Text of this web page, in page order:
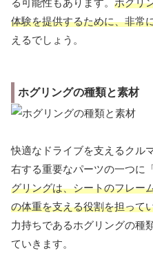
体験を提供するために、非常
えるでしょう。
ホグリングの種類と素材
快適なドライブを支えるクル
右する重要なパーツの一つに
グリングは、シートのフレー
の体重を支える役割を担って
力持ちであるホグリングの種
ていきます。